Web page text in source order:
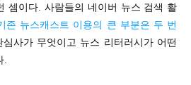
셈이다. 사람들의 네이버 뉴스 검색 활
존 뉴스캐스트 이용의 큰 부분은 두 번
사가 무엇이고 뉴스 리터러시가 어떤